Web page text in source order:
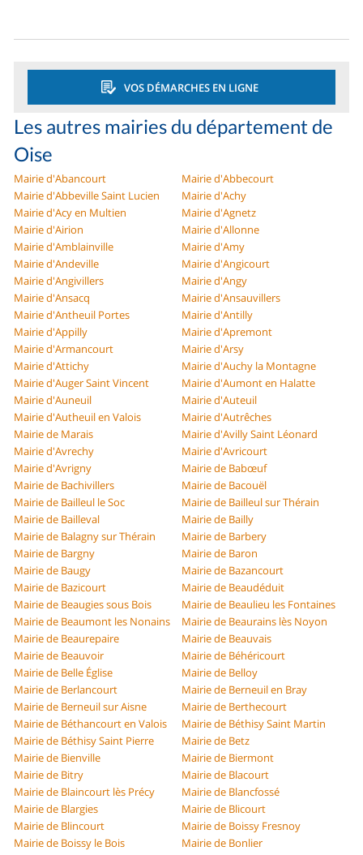
VOS DÉMARCHES EN LIGNE
Les autres mairies du département de
Oise
Mairie d'Abancourt
Mairie d'Abbecourt
Mairie d'Abbeville Saint Lucien
Mairie d'Achy
Mairie d'Acy en Multien
Mairie d'Agnetz
Mairie d'Airion
Mairie d'Allonne
Mairie d'Amblainville
Mairie d'Amy
Mairie d'Andeville
Mairie d'Angicourt
Mairie d'Angivillers
Mairie d'Angy
Mairie d'Ansacq
Mairie d'Ansauvillers
Mairie d'Antheuil Portes
Mairie d'Antilly
Mairie d'Appilly
Mairie d'Apremont
Mairie d'Armancourt
Mairie d'Arsy
Mairie d'Attichy
Mairie d'Auchy la Montagne
Mairie d'Auger Saint Vincent
Mairie d'Aumont en Halatte
Mairie d'Auneuil
Mairie d'Auteuil
Mairie d'Autheuil en Valois
Mairie d'Autrêches
Mairie de Marais
Mairie d'Avilly Saint Léonard
Mairie d'Avrechy
Mairie d'Avricourt
Mairie d'Avrigny
Mairie de Babœuf
Mairie de Bachivillers
Mairie de Bacouël
Mairie de Bailleul le Soc
Mairie de Bailleul sur Thérain
Mairie de Bailleval
Mairie de Bailly
Mairie de Balagny sur Thérain
Mairie de Barbery
Mairie de Bargny
Mairie de Baron
Mairie de Baugy
Mairie de Bazancourt
Mairie de Bazicourt
Mairie de Beaudéduit
Mairie de Beaugies sous Bois
Mairie de Beaulieu les Fontaines
Mairie de Beaumont les Nonains
Mairie de Beaurains lès Noyon
Mairie de Beaurepaire
Mairie de Beauvais
Mairie de Beauvoir
Mairie de Béhéricourt
Mairie de Belle Église
Mairie de Belloy
Mairie de Berlancourt
Mairie de Berneuil en Bray
Mairie de Berneuil sur Aisne
Mairie de Berthecourt
Mairie de Béthancourt en Valois
Mairie de Béthisy Saint Martin
Mairie de Béthisy Saint Pierre
Mairie de Betz
Mairie de Bienville
Mairie de Biermont
Mairie de Bitry
Mairie de Blacourt
Mairie de Blaincourt lès Précy
Mairie de Blancfossé
Mairie de Blargies
Mairie de Blicourt
Mairie de Blincourt
Mairie de Boissy Fresnoy
Mairie de Boissy le Bois
Mairie de Bonlier